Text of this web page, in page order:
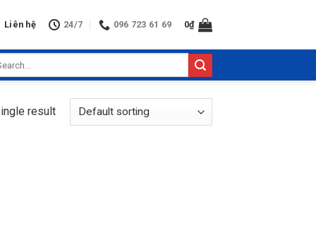
Liên hệ 24/7 096 723 61 69 0₫
result